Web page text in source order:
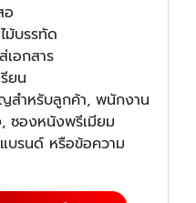
อ
บรรทัด
เอกสาร
ยน
สำหรับลูกค้า, พนักงาน
ซองหนังพรีเมียม
บรนด์ หรือข้อความ